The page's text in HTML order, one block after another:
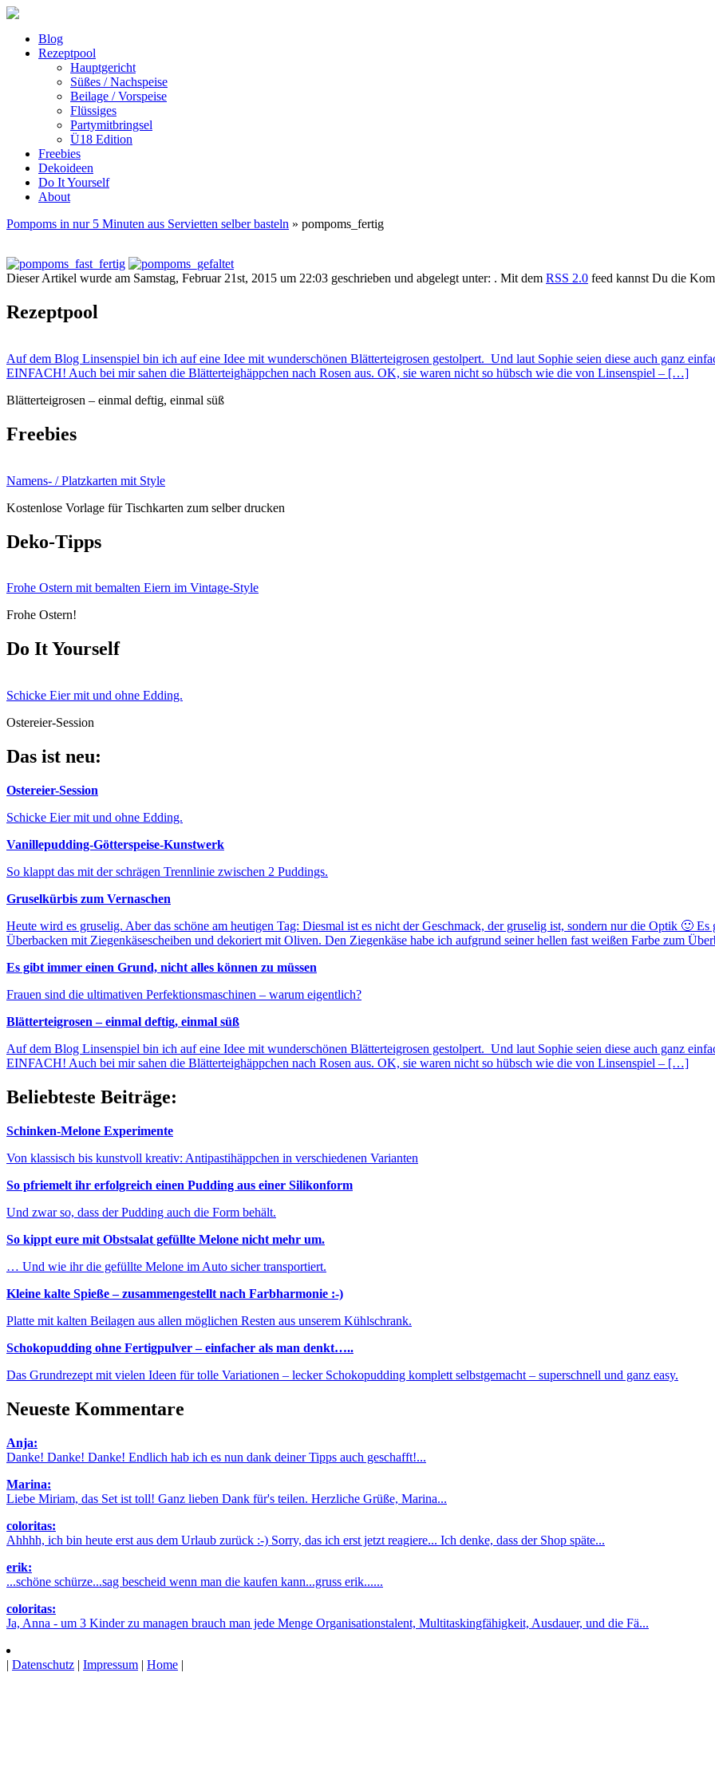
Blog
Rezeptpool
Hauptgericht
Süßes / Nachspeise
Beilage / Vorspeise
Flüssiges
Partymitbringsel
Ü18 Edition
Freebies
Dekoideen
Do It Yourself
About
Pompoms in nur 5 Minuten aus Servietten selber basteln » pompoms_fertig
Dieser Artikel wurde am Samstag, Februar 21st, 2015 um 22:03 geschrieben und abgelegt unter: . Mit dem RSS 2.0 feed kannst Du die
Rezeptpool
Auf dem Blog Linsenspiel bin ich auf eine Idee mit wunderschönen Blätterteigrosen gestolpert. Und laut Sophie seien diese auch ganz
EINFACH! Auch bei mir sahen die Blätterteighäppchen nach Rosen aus. OK, sie waren nicht so hübsch wie die von Linsenspiel – […]
Blätterteigrosen – einmal deftig, einmal süß
Freebies
Namens- / Platzkarten mit Style
Kostenlose Vorlage für Tischkarten zum selber drucken
Deko-Tipps
Frohe Ostern mit bemalten Eiern im Vintage-Style
Frohe Ostern!
Do It Yourself
Schicke Eier mit und ohne Edding.
Ostereier-Session
Das ist neu:
Ostereier-Session
Schicke Eier mit und ohne Edding.
Vanillepudding-Götterspeise-Kunstwerk
So klappt das mit der schrägen Trennlinie zwischen 2 Puddings.
Gruselkürbis zum Vernaschen
Heute wird es gruselig. Aber das schöne am heutigen Tag: Diesmal ist es nicht der Geschmack, der gruselig ist, sondern nur die Optik 🙂
Überbacken mit Ziegenkäsescheiben und dekoriert mit Oliven. Den Ziegenkäse habe ich aufgrund seiner hellen fast weißen Farbe zum
Es gibt immer einen Grund, nicht alles können zu müssen
Frauen sind die ultimativen Perfektionsmaschinen – warum eigentlich?
Blätterteigrosen – einmal deftig, einmal süß
Auf dem Blog Linsenspiel bin ich auf eine Idee mit wunderschönen Blätterteigrosen gestolpert. Und laut Sophie seien diese auch ganz
EINFACH! Auch bei mir sahen die Blätterteighäppchen nach Rosen aus. OK, sie waren nicht so hübsch wie die von Linsenspiel – […]
Beliebteste Beiträge:
Schinken-Melone Experimente
Von klassisch bis kunstvoll kreativ: Antipastihäppchen in verschiedenen Varianten
So pfriemelt ihr erfolgreich einen Pudding aus einer Silikonform
Und zwar so, dass der Pudding auch die Form behält.
So kippt eure mit Obstsalat gefüllte Melone nicht mehr um.
… Und wie ihr die gefüllte Melone im Auto sicher transportiert.
Kleine kalte Spieße – zusammengestellt nach Farbharmonie :-)
Platte mit kalten Beilagen aus allen möglichen Resten aus unserem Kühlschrank.
Schokopudding ohne Fertigpulver – einfacher als man denkt…..
Das Grundrezept mit vielen Ideen für tolle Variationen – lecker Schokopudding komplett selbstgemacht – superschnell und ganz easy.
Neueste Kommentare
Anja:
Danke! Danke! Danke! Endlich hab ich es nun dank deiner Tipps auch geschafft!...
Marina:
Liebe Miriam, das Set ist toll! Ganz lieben Dank für's teilen. Herzliche Grüße, Marina...
coloritas:
Ahhhh, ich bin heute erst aus dem Urlaub zurück :-) Sorry, das ich erst jetzt reagiere... Ich denke, dass der Shop späte...
erik:
...schöne schürze...sag bescheid wenn man die kaufen kann...gruss erik......
coloritas:
Ja, Anna - um 3 Kinder zu managen brauch man jede Menge Organisationstalent, Multitaskingfähigkeit, Ausdauer, und die Fä...
| Datenschutz | Impressum | Home |